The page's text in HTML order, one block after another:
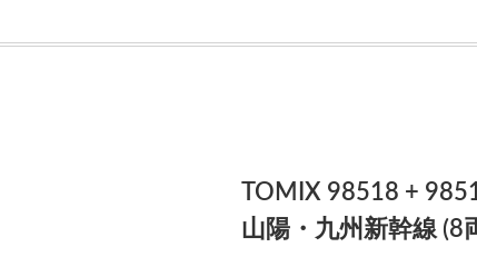
TOMIX 98518 +
山陽・九州新幹線 (8